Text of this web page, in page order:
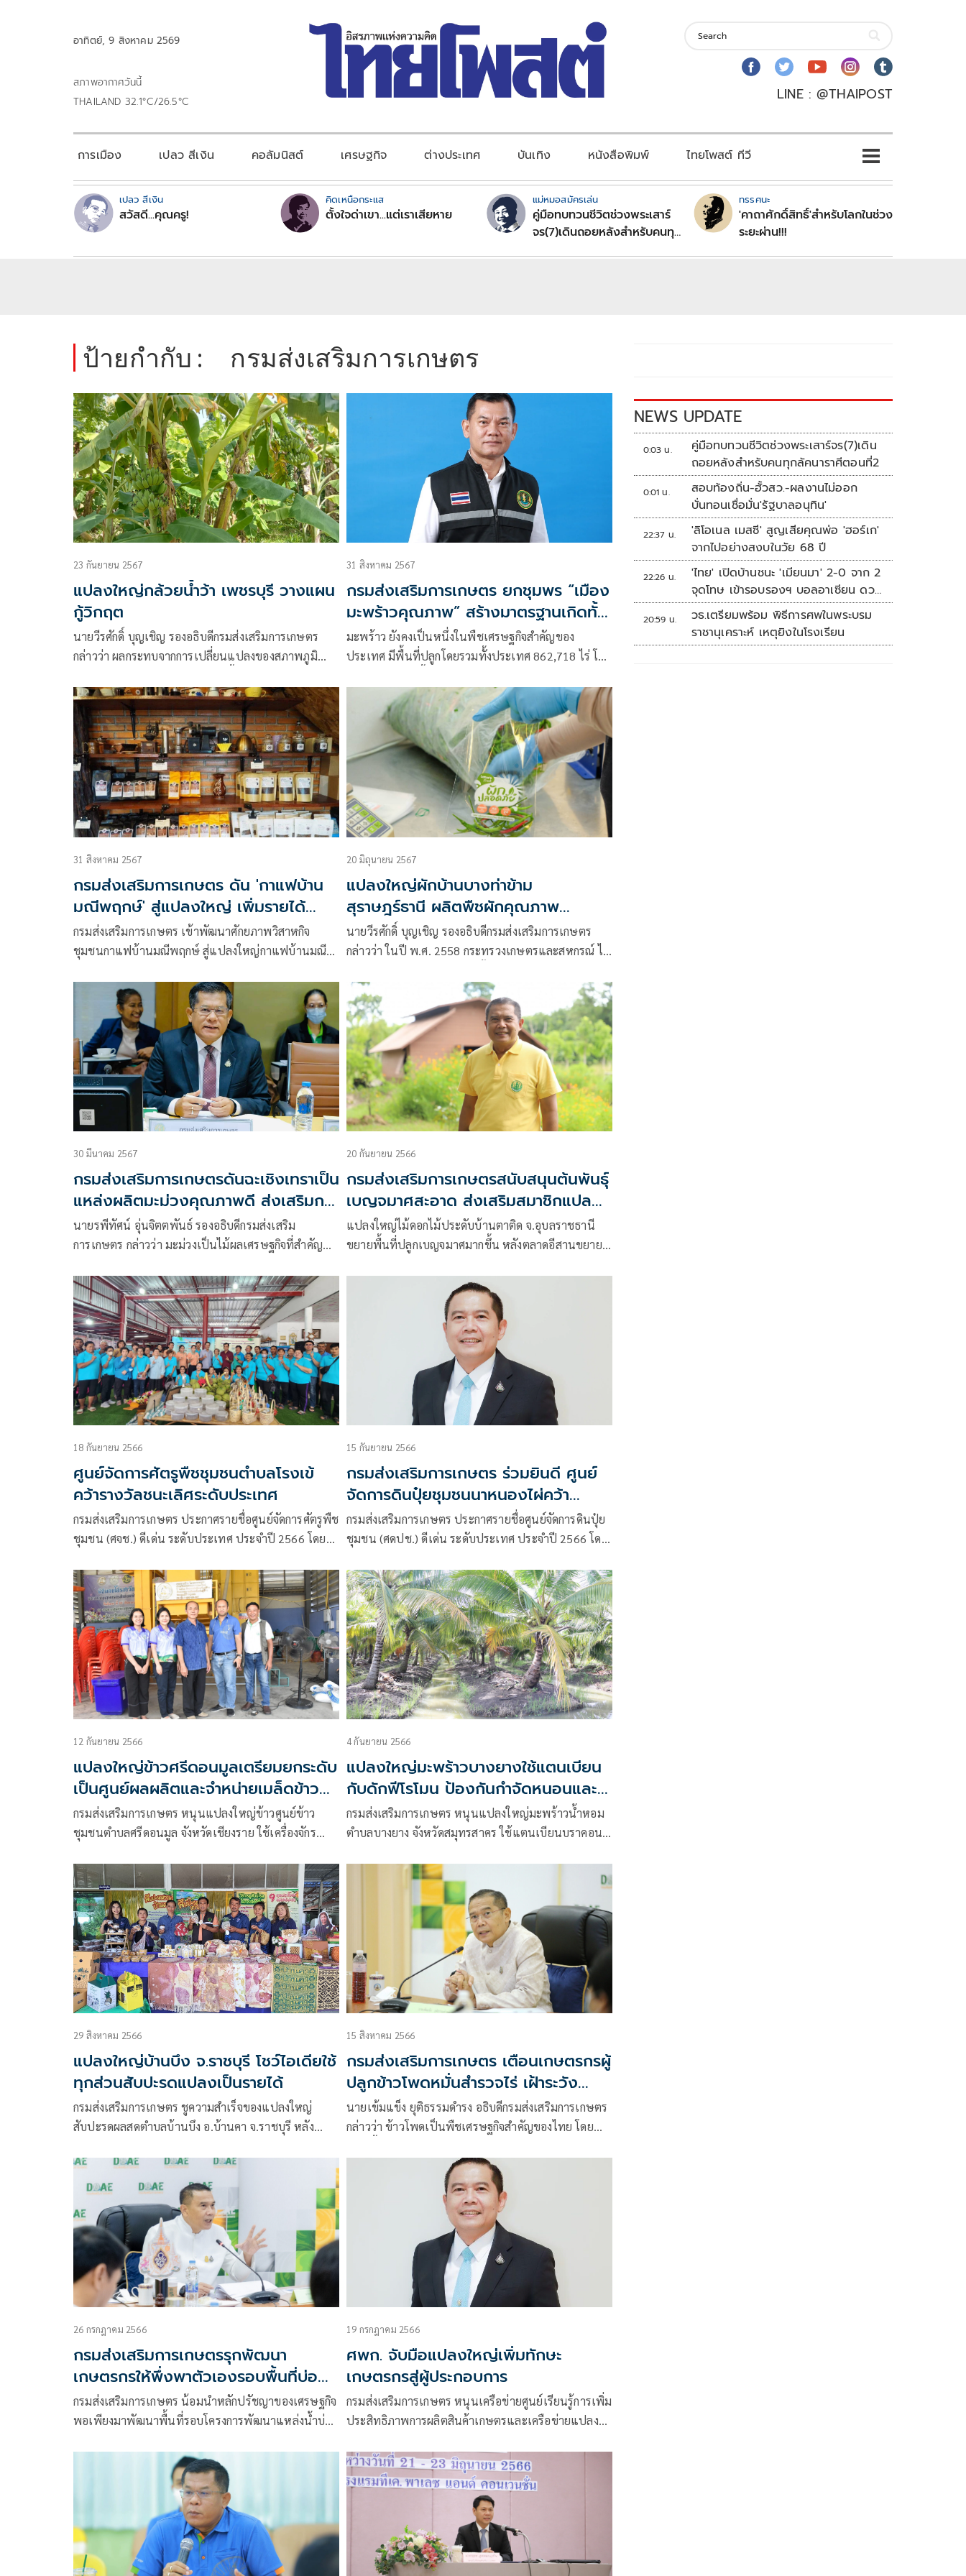
อาทิตย์, 9 สิงหาคม 2569
สภาพอากาศวันนี้
THAILAND 32.1°C/26.5°C
LINE : @THAIPOST
การเมือง เปลว สีเงิน คอลัมนิสต์ เศรษฐกิจ ต่างประเทศ บันเทิง หนังสือพิมพ์ ไทยโพสต์ ทีวี
เปลว สีเงิน
สวัสดี...คุณครู!
คิดเหนือกระแส
ตั้งใจด่าเขา...แต่เราเสียหาย
แม่หมอสมัครเล่น
คู่มือทบทวนชีวิตช่วงพระเสาร์
จร(7)เดินถอยหลังสำหรับคนทุก
ทรรศนะ
'คาถาศักดิ์สิทธิ์'สำหรับโลกในช่วง
ระยะผ่าน!!!
ป้ายกำกับ : กรมส่งเสริมการเกษตร
23 กันยายน 2567
แปลงใหญ่กล้วยน้ำว้า เพชรบุรี วางแผน
กู้วิกฤต
นายวีรศักดิ์ บุญเชิญ รองอธิบดีกรมส่งเสริมการเกษตร
กล่าวว่า ผลกระทบจากการเปลี่ยนแปลงของสภาพภูมิ
ทางการเกษตร เช่นเดียวกับเกษตรกรแปลงใหญ่กล้วย
หมู่ 2,3,6
31 สิงหาคม 2567
กรมส่งเสริมการเกษตร ยกชุมพร “เมือง
มะพร้าวคุณภาพ” สร้างมาตรฐานเกิดทั้ง
จังหวัด
มะพร้าว ยังคงเป็นหนึ่งในพืชเศรษฐกิจสำคัญของ
ประเทศ มีพื้นที่ปลูกโดยรวมทั้งประเทศ 862,718 ไร่ โดย
842,306 ตัน ผลผลิตเฉลี่ย 1,010 กิโลกรัมต่อไร่ สร้าง
มูลค่ากว่า 6,887 ล้านบาท
31 สิงหาคม 2567
กรมส่งเสริมการเกษตร ดัน 'กาแฟบ้าน
มณีพฤกษ์' สู่แปลงใหญ่ เพิ่มรายได้
เกษตรกร
กรมส่งเสริมการเกษตร เข้าพัฒนาศักยภาพวิสาหกิจ
ชุมชนกาแฟบ้านมณีพฤกษ์ สู่แปลงใหญ่กาแฟบ้านมณี
ตลาดนำ นวัตกรรมเสริม
20 มิถุนายน 2567
แปลงใหญ่ผักบ้านบางท่าข้าม
สุราษฎร์ธานี ผลิตพืชผักคุณภาพ
ปลอดภัย ได้มาตรฐาน สร้างรายได้สู่
ชุมชนกว่า 4 ล้านบาทต่อปี
นายวีรศักดิ์ บุญเชิญ รองอธิบดีกรมส่งเสริมการเกษตร
กล่าวว่า ในปี พ.ศ. 2558 กระทรวงเกษตรและสหกรณ์ ได้
ประสิทธิภาพการผลิตสินค้าเกษตร (ศพก.) เพื่อเป็น
แหล่งเรียนรู้ของชุมชน กรมส่งเสริมการเกษตร
30 มีนาคม 2567
กรมส่งเสริมการเกษตรดันฉะเชิงเทราเป็น
แหล่งผลิตมะม่วงคุณภาพดี ส่งเสริมการ
รวมกลุ่มแปลงใหญ่ พัฒนาเป็นผลไม้อัต
ลักษณ์ ก้าวสู่สินค้า GI
นายรพีทัศน์ อุ่นจิตตพันธ์ รองอธิบดีกรมส่งเสริม
การเกษตร กล่าวว่า มะม่วงเป็นไม้ผลเศรษฐกิจที่สำคัญ
20 กันยายน 2566
กรมส่งเสริมการเกษตรสนับสนุนต้นพันธุ์
เบญจมาศสะอาด ส่งเสริมสมาชิกแปลง
ใหญ่ จ.อุบลฯ
แปลงใหญ่ไม้ดอกไม้ประดับบ้านตาติด จ.อุบลราชธานี
ขยายพื้นที่ปลูกเบญจมาศมากขึ้น หลังตลาดอีสานขยาย
การเกษตรโดยศูนย์ขยายพันธุ์พืชที่ 5
18 กันยายน 2566
ศูนย์จัดการศัตรูพืชชุมชนตำบลโรงเข้
คว้ารางวัลชนะเลิศระดับประเทศ
กรมส่งเสริมการเกษตร ประกาศรายชื่อศูนย์จัดการศัตรูพืช
ชุมชน (ศจช.) ดีเด่น ระดับประเทศ ประจำปี 2566 โดย
ศจช. ดีเด่น
15 กันยายน 2566
กรมส่งเสริมการเกษตร ร่วมยินดี ศูนย์
จัดการดินปุ๋ยชุมชนนาหนองไผ่คว้า
รางวัลชนะเลิศระดับประเทศ
กรมส่งเสริมการเกษตร ประกาศรายชื่อศูนย์จัดการดินปุ๋ย
ชุมชน (ศดปช.) ดีเด่น ระดับประเทศ ประจำปี 2566 โดย
ประเทศ รับเงินรางวัล 50,000 บาท
12 กันยายน 2566
แปลงใหญ่ข้าวศรีดอนมูลเตรียมยกระดับ
เป็นศูนย์ผลผลิตและจำหน่ายเมล็ดข้าว
คุณภาพครบวงจร
กรมส่งเสริมการเกษตร หนุนแปลงใหญ่ข้าวศูนย์ข้าว
ชุมชนตำบลศรีดอนมูล จังหวัดเชียงราย ใช้เครื่องจักร
เวลาทำงาน พร้อมอัดฟางก้อนขาย และใช้ประโยชน์ด้าน
เกษตร
4 กันยายน 2566
แปลงใหญ่มะพร้าวบางยางใช้แตนเบียน
กับดักฟีโรโมน ป้องกันกำจัดหนอนและ
ด้วงแรดมะพร้าว โดยไม่ใช้สารเคมี
กรมส่งเสริมการเกษตร หนุนแปลงใหญ่มะพร้าวน้ำหอม
ตำบลบางยาง จังหวัดสมุทรสาคร ใช้แตนเบียนบราคอน
ทำลายมะพร้าว เน้นทำปุ๋ยหมักจากวัสดุเหลือใช้ในท้อง
29 สิงหาคม 2566
แปลงใหญ่บ้านบึง จ.ราชบุรี โชว์ไอเดียใช้
ทุกส่วนสับปะรดแปลงเป็นรายได้
กรมส่งเสริมการเกษตร ชูความสำเร็จของแปลงใหญ่
สับปะรดผลสดตำบลบ้านบึง อ.บ้านคา จ.ราชบุรี หลัง
เข้าสู่
15 สิงหาคม 2566
กรมส่งเสริมการเกษตร เตือนเกษตรกรผู้
ปลูกข้าวโพดหมั่นสำรวจไร่ เฝ้าระวัง
หนอนกระทู้ข้าวโพดลายจุด
นายเข้มแข็ง ยุติธรรมดำรง อธิบดีกรมส่งเสริมการเกษตร
กล่าวว่า ข้าวโพดเป็นพืชเศรษฐกิจสำคัญของไทย โดย
26 กรกฎาคม 2566
กรมส่งเสริมการเกษตรรุกพัฒนา
เกษตรกรให้พึ่งพาตัวเองรอบพื้นที่บ่อ
ดินขาว จ.นครสวรรค์
กรมส่งเสริมการเกษตร น้อมนำหลักปรัชญาของเศรษฐกิจ
พอเพียงมาพัฒนาพื้นที่รอบโครงการพัฒนาแหล่งน้ำบ่อ
19 กรกฎาคม 2566
ศพก. จับมือแปลงใหญ่เพิ่มทักษะ
เกษตรกรสู่ผู้ประกอบการ
กรมส่งเสริมการเกษตร หนุนเครือข่ายศูนย์เรียนรู้การเพิ่ม
ประสิทธิภาพการผลิตสินค้าเกษตรและเครือข่ายแปลง
NEWS UPDATE
0:03 น.
คู่มือทบทวนชีวิตช่วงพระเสาร์จร(7)เดิน
ถอยหลังสำหรับคนทุกลัคนาราศีตอนที่2
0:01 น.
สอบท้องถิ่น-ฮั้วสว.-ผลงานไม่ออก
บั่นทอนเชื่อมั่น'รัฐบาลอนุทิน'
22:37 น.
'ลิโอเนล เมสซี' สูญเสียคุณพ่อ 'ฮอร์เก'
จากไปอย่างสงบในวัย 68 ปี
22:26 น.
'ไทย' เปิดบ้านชนะ 'เมียนมา' 2-0 จาก 2
จุดโทษ เข้ารอบรองฯ บอลอาเซียน ดวล
'สิงคโปร์'
20:59 น.
วธ.เตรียมพร้อม พิธีการศพในพระบรม
ราชานุเคราะห์ เหตุยิงในโรงเรียน